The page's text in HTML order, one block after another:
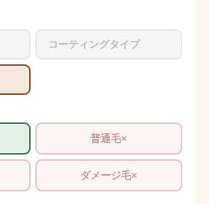
コーティングタイプ
普通毛×
ダメージ毛×